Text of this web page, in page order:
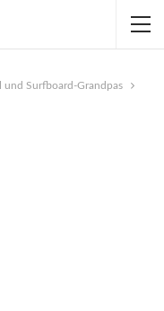
und Surfboard-Grandpas